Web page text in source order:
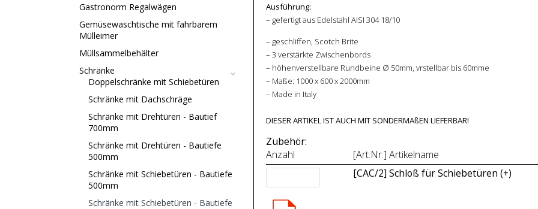
Ausführung:
– gefertigt aus Edelstahl AISI 304 18/10
– geschliffen, Scotch Brite
– 3 verstärkte Zwischenbords
– höhenverstellbare Rundbeine Ø 50mm, vrstellbar bis 60mme
– Maße: 1000 x 600 x 2000mm
– Made in Italy
DIESER ARTIKEL IST AUCH MIT SONDERMAßEN LIEFERBAR!
Zubehör:
Anzahl
[Art.Nr.] Artikelname
[CAC/2] Schloß für Schiebetüren (+)
Gastronorm Regalwägen
Gemüsewaschtische mit fahrbarem
Mülleimer
Müllsammelbehälter
Schränke
Doppelschränke mit Schiebetüren
Schränke mit Dachschräge
Schränke mit Drehtüren - Bautief
700mm
Schränke mit Drehtüren - Bautiefe
500mm
Schränke mit Schiebetüren - Bautiefe
500mm
Schränke mit Schiebetüren - Bautiefe